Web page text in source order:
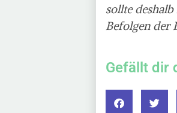
sollte
Befolgen der
Gefällt dir